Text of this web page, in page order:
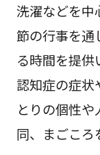
洗濯などを中
節の行事を通
る時間を提供
認知症の症状
とりの個性
同、まごころ